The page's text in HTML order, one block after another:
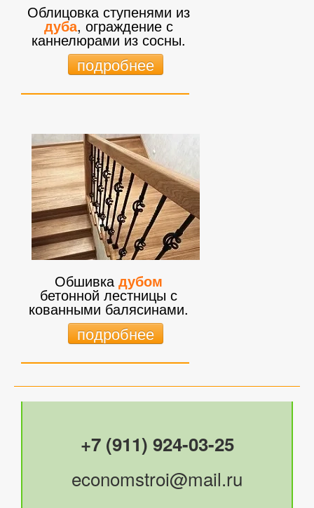
Облицовка ступенями из
дуба, ограждение с
каннелюрами из сосны.
подробнее
Обшивкадубом
бетонной лестницы с
кованными балясинами.
подробнее
+7 (911) 924-03-25
economstroi@mail.ru